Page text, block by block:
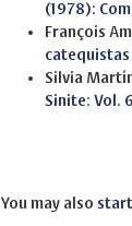
(1978):
François
catequistas
Silvia
Sinite: Vol.
You may also start